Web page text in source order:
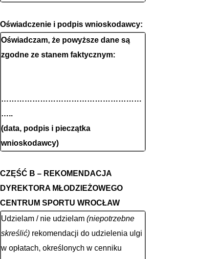
Oświadczenie i podpis wnioskodawcy:
Oświadczam, że powyższe dane są
zgodne ze stanem faktycznym:
………………………………………………
…..
(data, podpis i pieczątka
wnioskodawcy)
CZĘŚĆ B – REKOMENDACJA
DYREKTORA MŁODZIEŻOWEGO
CENTRUM SPORTU WROCŁAW
Udzielam / nie udzielam(niepotrzebne
skreślić) rekomendacji do udzielenia ulgi
w opłatach, określonych w cenniku